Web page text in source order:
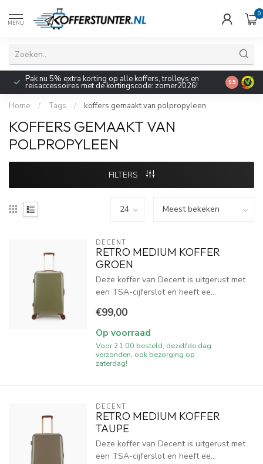
MENU
0
Pak nu 5% extra korting op alle koffers, trolleys en
reisaccessoires met de kortingscode: zomer2026! 9.5
Home / Tags / koffers gemaakt van polpropyleen
KOFFERS GEMAAKT VAN
POLPROPYLEEN
FILTERS
DECENT
RETRO MEDIUM KOFFER
GROEN
Deze koffer van Decent is uitgerust met
een TSA-cijferslot en heeft ee...
€99,00
Op voorraad
Voor 21:00 besteld, dezelfde dag
verzonden, ook bezorging op
zaterdag!
DECENT
RETRO MEDIUM KOFFER
TAUPE
Deze koffer van Decent is uitgerust met
een TSA-cijferslot en heeft ee...